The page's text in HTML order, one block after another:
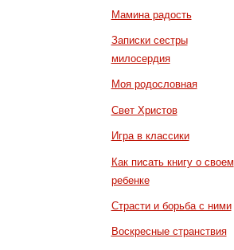
Мамина радость
Записки сестры
милосердия
Моя родословная
Свет Христов
Игра в классики
Как писать книгу о своем
ребенке
Страсти и борьба с ними
Воскресные странствия